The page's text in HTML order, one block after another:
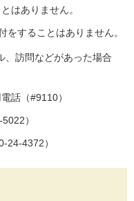
はありません。
をすることはありません。
、訪問などがあった場合
話（#9110）
）
24-4372）